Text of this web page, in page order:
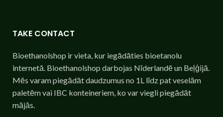
TAKE CONTACT
Bioethanolshop ir vieta, kur iegādāties bioetanolu
internetā. Bioethanolshop darbojas Nīderlandē un Beļģijā.
Mēs varam piegādāt daudzumus no 1L līdz pat veselām
paletēm vai IBC konteineriem, ko var viegli piegādāt
mājās.